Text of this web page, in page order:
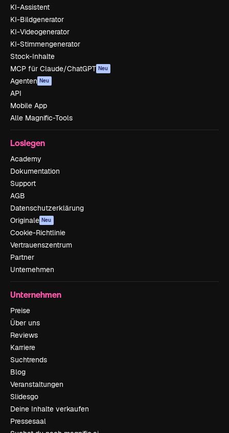
KI-Assistent
KI-Bildgenerator
KI-Videogenerator
KI-Stimmengenerator
Stock-Inhalte
MCP für Claude/ChatGPT Neu
Agenten Neu
API
Mobile App
Alle Magnific-Tools
Loslegen
Academy
Dokumentation
Support
AGB
Datenschutzerklärung
Originale Neu
Cookie-Richtlinie
Vertrauenszentrum
Partner
Unternehmen
Unternehmen
Preise
Über uns
Reviews
Karriere
Suchtrends
Blog
Veranstaltungen
Slidesgo
Deine Inhalte verkaufen
Pressesaal